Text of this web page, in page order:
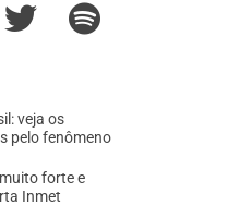
veja os
pelo fenômeno
forte e
Inmet